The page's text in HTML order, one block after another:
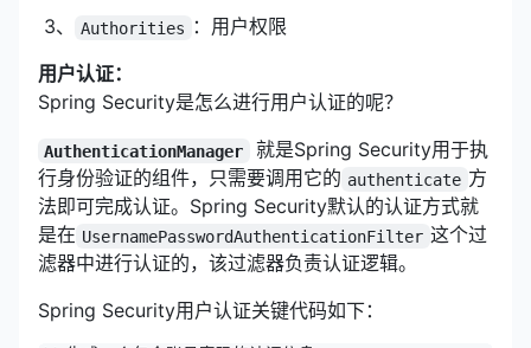
​ 3、
Authorities
：用户权限
用户认证：
Spring Security是怎么进行用户认证的呢？
AuthenticationManager
就是Spring Security用于执
行身份验证的组件，只需要调用它的 authenticate 方
法即可完成认证。Spring Security默认的认证方式就
是在 UsernamePasswordAuthenticationFilter 这个过
滤器中进行认证的，该过滤器负责认证逻辑。
Spring Security用户认证关键代码如下：